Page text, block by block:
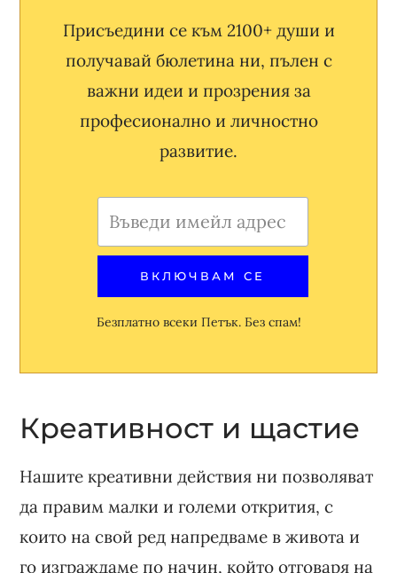
Присъедини се към 2100+ души и
получавай бюлетина ни, пълен с
важни идеи и прозрения за
професионално и личностно
развитие.
Безплатно всеки Петък. Без спам!
Креативност и щастие
Нашите креативни действия ни позволяват
да правим малки и големи открития, с
които на свой ред напредваме в живота и
го изграждаме по начин, който отговаря на